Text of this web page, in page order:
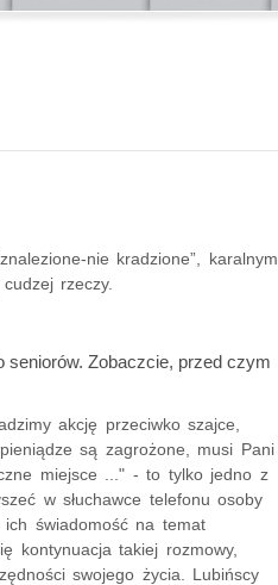
nie kradzione”, karalnym
rzeczy.
seniorów. Zobaczcie, przed czym
akcję przeciwko szajce,
są zagrożone, musi Pani
miejsce ..." - to tylko jedno z
w słuchawce telefonu osoby
świadomość na temat
kontynuacja takiej rozmowy,
swojego życia. Lubińscy